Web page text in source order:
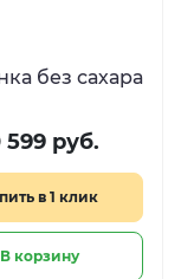
без сахара
599 руб.
в 1 клик
В корзину